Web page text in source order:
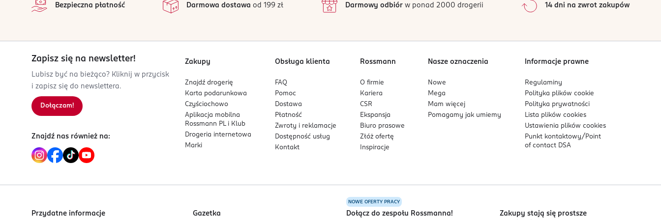
1
0%
Sortowanie wgdata: od najnowszej
Bezpieczna płatność Darmowa dostawa od 199 zł Darmowy odbiórw ponad 2000 drogerii 14 dni na zwrot zakupów
Zapisz się na newsletter!
Lubisz być na bieżąco? Kliknij w przycisk
i zapisz się do newslettera.
Dołączam!
Znajdź nas również na:
Zakupy
Znajdź drogerię
Karta podarunkowa
Czyściochowo
Aplikacja mobilna
Rossmann PL i Klub
Drogeria internetowa
Marki
Obsługa klienta
FAQ
Pomoc
Dostawa
Płatność
Zwroty i reklamacje
Dostępność usług
Kontakt
Rossmann
O firmie
Kariera
CSR
Ekspansja
Biuro prasowe
Złóż ofertę
Inspiracje
Nasze oznaczenia
Nowe
Mega
Mam więcej
Pomagamy jak umiemy
Informacje prawne
Regulaminy
Polityka plikówcookie
Polityka prywatności
Lista plikówcookies
Ustawienia plikówcookies
Punkt kontaktowy/ Point
of contact DSA
Przydatne informacje Gazetka
NOWE OFERTY PRACY
Dołącz do zespołu Rossmanna! Zakupy stają się prostsze